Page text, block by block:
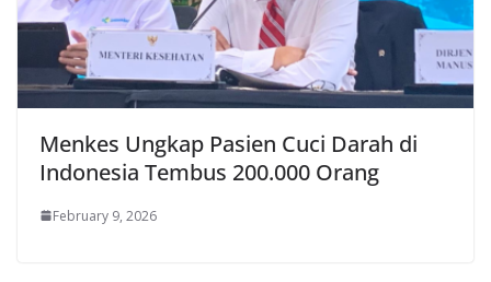
Menkes Ungkap Pasien Cuci Darah di
Indonesia Tembus 200.000 Orang
February 9, 2026